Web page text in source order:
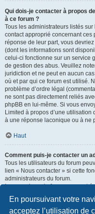
En poursuivant votre
acceptez l’utilisation de
Qui dois-je contacter à propos
à ce forum ?
Tous les administrateurs listés
contact approprié concernant ces
réponse de leur part, vous
(dont les informations sont
celui-ci fonctionne sur un service
de gestion des abus. Veuillez
juridiction et ne peut en aucun
où et par qui ce forum est utilisé.
problème d’ordre légal
ne sont pas directement reliés
phpBB en lui-même. Si vous
Limited à propos d’une
à une réponse laconique ou à ne
Haut
Comment puis-je contacter un
Tous les utilisateurs du forum
lien « Nous contacter » si cette
administrateurs du forum.
Les membres du forum peuvent
Haut